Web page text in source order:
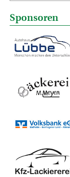
Sponsoren